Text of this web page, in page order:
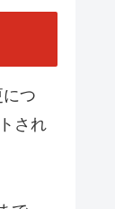
つ
され